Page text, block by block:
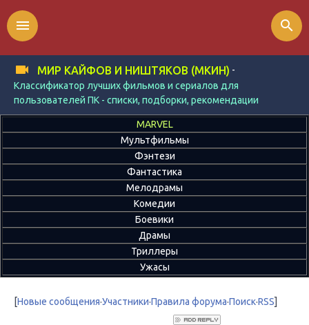
МИР КАЙФОВ И НИШТЯКОВ (МКИН) -
Классификатор лучших фильмов и сериалов для
пользователей ПК - списки, подборки, рекомендации
menu search
MARVEL
Мультфильмы
Фэнтези
Фантастика
Мелодрамы
Комедии
Боевики
Драмы
Триллеры
Ужасы
[Новые сообщения·Участники·Правила форума·Поиск·RSS]